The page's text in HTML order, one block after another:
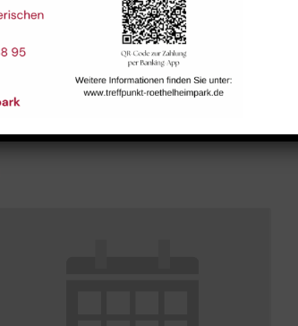
Raum 113